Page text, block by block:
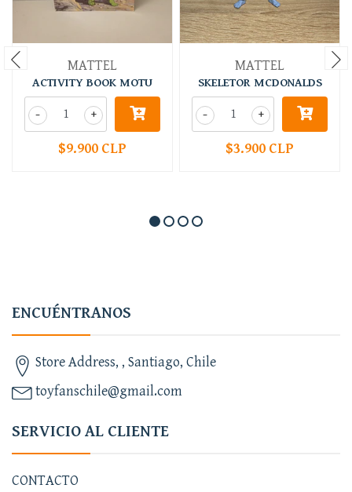
MATTEL
ACTIVITY BOOK MOTU
+
-
$9.900 CLP
MATTEL
SKELETOR MCDONALDS
+
-
$3.900 CLP
ENCUÉNTRANOS
Store Address, , Santiago, Chile
toyfanschile@gmail.com
SERVICIO AL CLIENTE
CONTACTO